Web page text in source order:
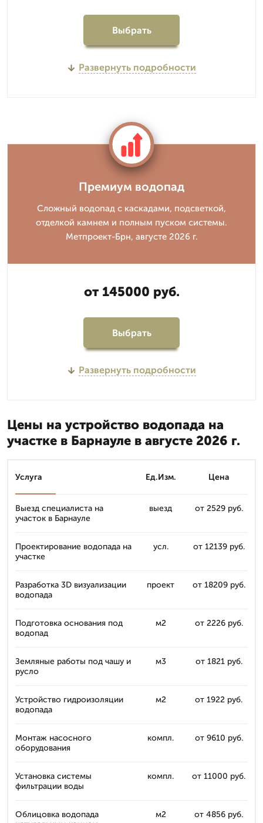
Выбрать
Развернуть подробности
Премиум водопад
Сложный водопад с каскадами, подсветкой,
отделкой камнем и полным пуском системы.
Метпроект-Брн, августе 2026 г.
от 145000 руб.
Выбрать
Развернуть подробности
Цены на устройство водопада на
участке в Барнауле в августе 2026 г.
Услуга Ед.Изм. Цена
Выезд специалиста на
участок в Барнауле
выезд от 2529 руб.
Проектирование водопада на
участке
усл. от 12139 руб.
Разработка 3D визуализации
водопада
проект от 18209 руб.
Подготовка основания под
водопад
м2 от 2226 руб.
Земляные работы под чашу и
русло
м3 от 1821 руб.
Устройство гидроизоляции
водопада
м2 от 1922 руб.
Монтаж насосного
оборудования
компл. от 9610 руб.
Установка системы
фильтрации воды
компл. от 11000 руб.
Облицовка водопада
м2 от 4856 руб.